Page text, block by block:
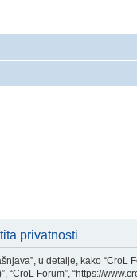
privatnosti
u detalje, kako “CroL
“CroL Forum”, “https://